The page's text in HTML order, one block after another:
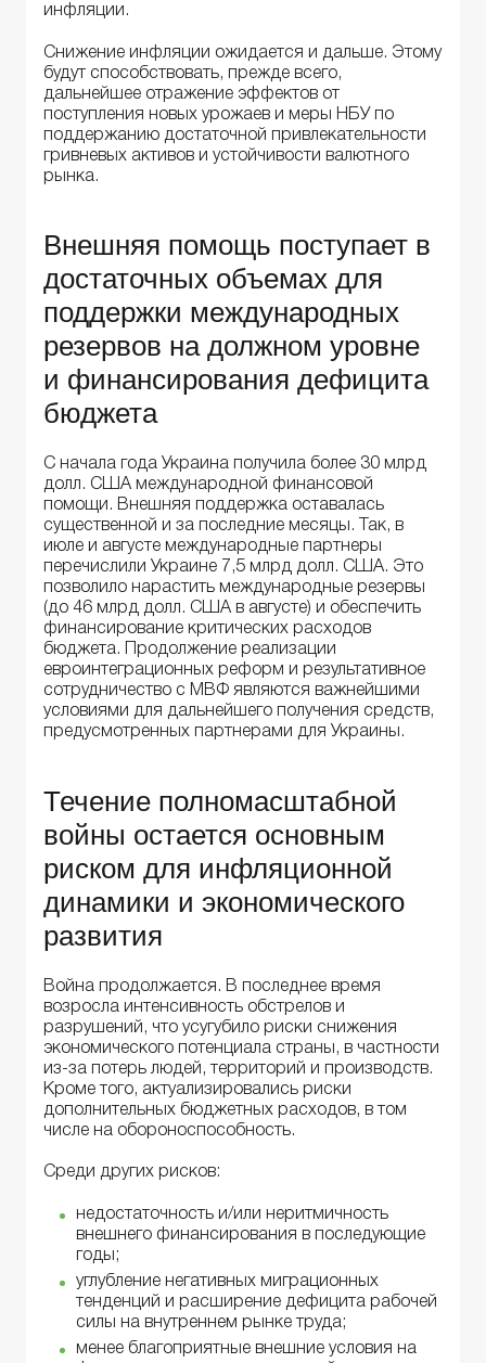
инфляции.
Снижение инфляции ожидается и дальше. Этому
будут способствовать, прежде всего,
дальнейшее отражение эффектов от
поступления новых урожаев и меры НБУ по
поддержанию достаточной привлекательности
гривневых активов и устойчивости валютного
рынка.
Внешняя помощь поступает в
достаточных объемах для
поддержки международных
резервов на должном уровне
и финансирования дефицита
бюджета
С начала года Украина получила более 30 млрд
долл. США международной финансовой
помощи. Внешняя поддержка оставалась
существенной и за последние месяцы. Так, в
июле и августе международные партнеры
перечислили Украине 7,5 млрд долл. США. Это
позволило нарастить международные резервы
(до 46 млрд долл. США в августе) и обеспечить
финансирование критических расходов
бюджета. Продолжение реализации
евроинтеграционных реформ и результативное
сотрудничество с МВФ являются важнейшими
условиями для дальнейшего получения средств,
предусмотренных партнерами для Украины.
Течение полномасштабной
войны остается основным
риском для инфляционной
динамики и экономического
развития
Война продолжается. В последнее время
возросла интенсивность обстрелов и
разрушений, что усугубило риски снижения
экономического потенциала страны, в частности
из-за потерь людей, территорий и производств.
Кроме того, актуализировались риски
дополнительных бюджетных расходов, в том
числе на обороноспособность.
Среди других рисков:
недостаточность и/или неритмичность
внешнего финансирования в последующие
годы;
углубление негативных миграционных
тенденций и расширение дефицита рабочей
силы на внутреннем рынке труда;
менее благоприятные внешние условия на